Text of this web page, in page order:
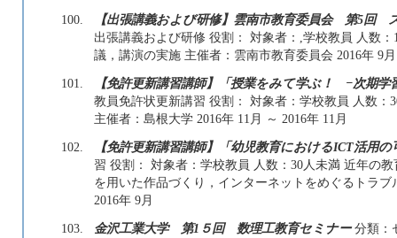
100.
【出張講義および研修】雲南市教育委員会 第5回
出張講義および研修 役割： 対象者：,学校教員 人数
議，講演の実施 主催者：雲南市教育委員会 2016年 9
101.
【免許更新講習講師】「授業をみて学ぶ！ −次期
教員免許状更新講習 役割： 対象者：学校教員 人数：
主催者：島根大学 2016年 11月 ～ 2016年 11月
102.
【免許更新講習講師】「幼児教育におけるICT活用
習 役割： 対象者：学校教員 人数：30人未満 近年の
を用いた作品づくり，インターネットをめぐるトラ
2016年 9月
103.
金沢工業大学 第1５回 数理工教育セミナー分類：